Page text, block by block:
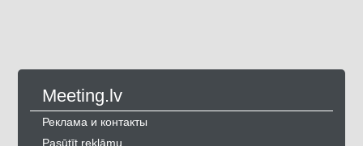
Meeting.lv
Реклама и контакты
Pasūtīt reklāmu